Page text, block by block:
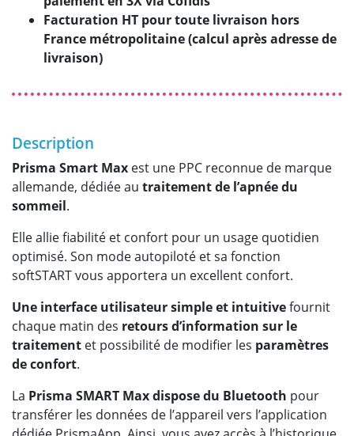
Facturation HT pour toute livraison hors
France métropolitaine (calcul après adresse de
livraison)
Description
Prisma Smart Max est une PPC reconnue de marque
allemande, dédiée au traitement de l’apnée du
sommeil.
Elle allie fiabilité et confort pour un usage quotidien
optimisé. Son mode autopiloté et sa fonction
softSTART vous apportera un excellent confort.
Une interface utilisateur simple et intuitivefournit
chaque matin des retours d’information sur le
traitement et possibilité de modifier les paramètres
de confort.
La Prisma SMART Max dispose du Bluetooth pour
transférer les données de l’appareil vers l’application